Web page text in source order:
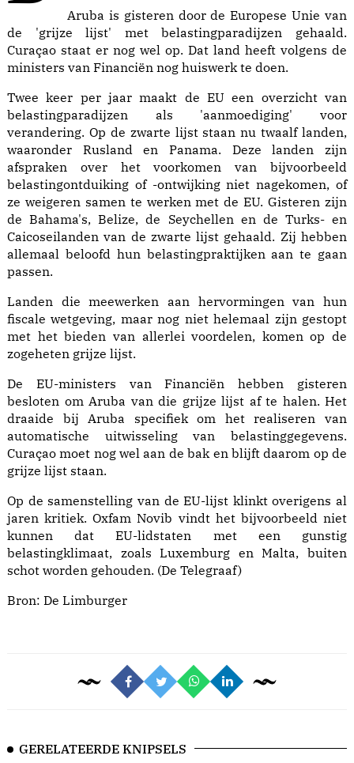
Aruba is gisteren door de Europese Unie van
de 'grijze lijst' met belastingparadijzen gehaald.
Curaçao staat er nog wel op. Dat land heeft volgens de
ministers van Financiën nog huiswerk te doen.
Twee keer per jaar maakt de EU een overzicht van
belastingparadijzen als 'aanmoediging' voor
verandering. Op de zwarte lijst staan nu twaalf landen,
waaronder Rusland en Panama. Deze landen zijn
afspraken over het voorkomen van bijvoorbeeld
belastingontduiking of -ontwijking niet nagekomen, of
ze weigeren samen te werken met de EU. Gisteren zijn
de Bahama's, Belize, de Seychellen en de Turks- en
Caicoseilanden van de zwarte lijst gehaald. Zij hebben
allemaal beloofd hun belastingpraktijken aan te gaan
passen.
Landen die meewerken aan hervormingen van hun
fiscale wetgeving, maar nog niet helemaal zijn gestopt
met het bieden van allerlei voordelen, komen op de
zogeheten grijze lijst.
De EU-ministers van Financiën hebben gisteren
besloten om Aruba van die grijze lijst af te halen. Het
draaide bij Aruba specifiek om het realiseren van
automatische uitwisseling van belastinggegevens.
Curaçao moet nog wel aan de bak en blijft daarom op de
grijze lijst staan.
Op de samenstelling van de EU-lijst klinkt overigens al
jaren kritiek. Oxfam Novib vindt het bijvoorbeeld niet
kunnen dat EU-lidstaten met een gunstig
belastingklimaat, zoals Luxemburg en Malta, buiten
schot worden gehouden. (De Telegraaf)
Bron: De Limburger
GERELATEERDE KNIPSELS